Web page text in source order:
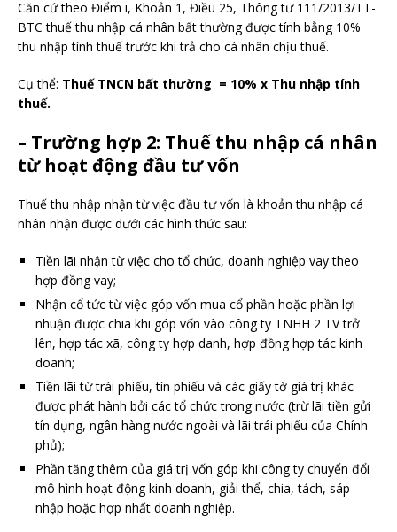
Căn cứ theo Điểm i, Khoản 1, Điều 25, Thông tư 111/2013/TT-
BTC thuế thu nhập cá nhân bất thường được tính bằng 10%
thu nhập tính thuế trước khi trả cho cá nhân chịu thuế.
Cụ thể: Thuế TNCN bất thường = 10% x Thu nhập tính
thuế.
– Trường hợp 2: Thuế thu nhập cá nhân
từ hoạt động đầu tư vốn
Thuế thu nhập nhận từ việc đầu tư vốn là khoản thu nhập cá
nhân nhận được dưới các hình thức sau:
Tiền lãi nhận từ việc cho tổ chức, doanh nghiệp vay theo
hợp đồng vay;
Nhận cổ tức từ việc góp vốn mua cổ phần hoặc phần lợi
nhuận được chia khi góp vốn vào công ty TNHH 2 TV trở
lên, hợp tác xã, công ty hợp danh, hợp đồng hợp tác kinh
doanh;
Tiền lãi từ trái phiếu, tín phiếu và các giấy tờ giá trị khác
được phát hành bởi các tổ chức trong nước (trừ lãi tiền gửi
tín dụng, ngân hàng nước ngoài và lãi trái phiếu của Chính
phủ);
Phần tăng thêm của giá trị vốn góp khi công ty chuyển đổi
mô hình hoạt động kinh doanh, giải thể, chia, tách, sáp
nhập hoặc hợp nhất doanh nghiệp.